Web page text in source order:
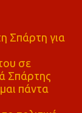
Σπάρτη για
σε
Σπάρτης
πάντα